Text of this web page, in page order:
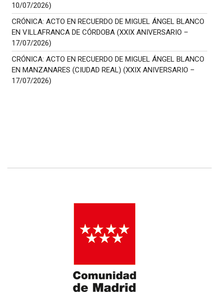
10/07/2026)
CRÓNICA: ACTO EN RECUERDO DE MIGUEL ÁNGEL BLANCO
EN VILLAFRANCA DE CÓRDOBA (XXIX ANIVERSARIO –
17/07/2026)
CRÓNICA: ACTO EN RECUERDO DE MIGUEL ÁNGEL BLANCO
EN MANZANARES (CIUDAD REAL) (XXIX ANIVERSARIO –
17/07/2026)